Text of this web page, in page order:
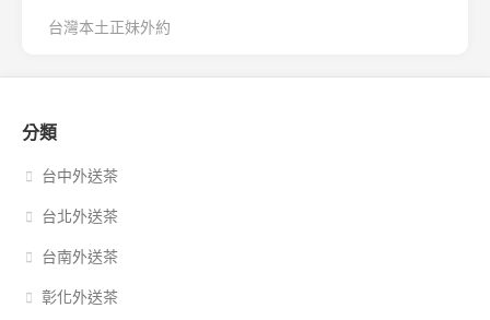
台灣本土正妹外約
分類
台中外送茶
台北外送茶
台南外送茶
彰化外送茶